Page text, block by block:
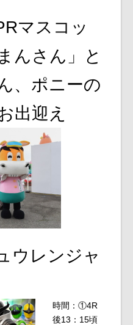
マスコッ
んさん」と
、ポニーの
出迎え
ウレンジャ
時間：①4R
後13：15頃